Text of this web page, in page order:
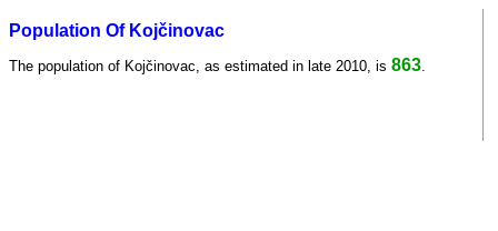
Population Of Kojčinovac
The population of Kojčinovac, as estimated in late 2010, is 863